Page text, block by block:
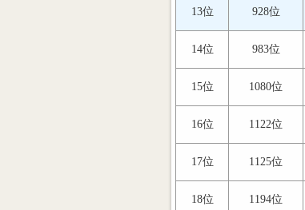
13位 928位
14位 983位
15位 1080位
16位 1122位
17位 1125位
18位 1194位